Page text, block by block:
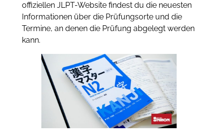
offiziellen JLPT-Website findest du die neuesten
Informationen über die Prüfungsorte und die
Termine, an denen die Prüfung abgelegt werden
kann.